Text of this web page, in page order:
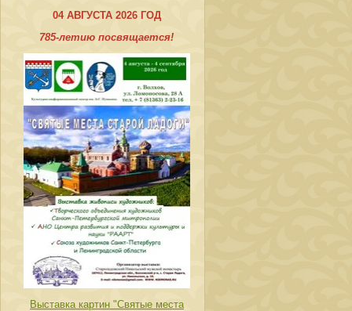
04 АВГУСТА 2026 ГОД
785-летию посвящается!
Выставка картин "Святые места